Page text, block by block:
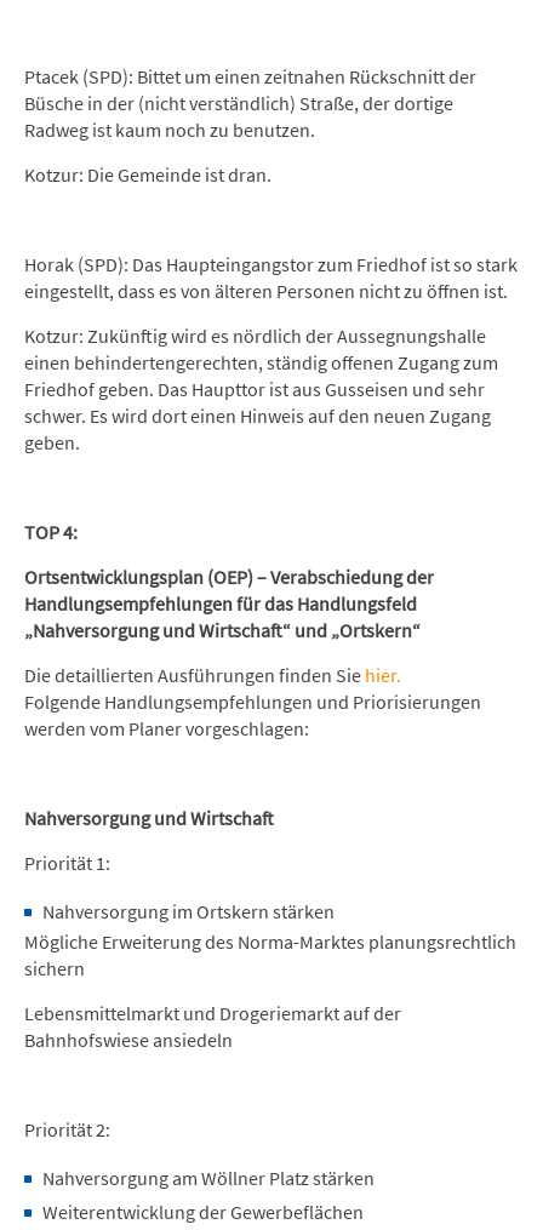
Ptacek (SPD): Bittet um einen zeitnahen Rückschnitt der
Büsche in der (nicht verständlich) Straße, der dortige
Radweg ist kaum noch zu benutzen.
Kotzur: Die Gemeinde ist dran.
Horak (SPD): Das Haupteingangstor zum Friedhof ist so stark
eingestellt, dass es von älteren Personen nicht zu öffnen ist.
Kotzur: Zukünftig wird es nördlich der Aussegnungshalle
einen behindertengerechten, ständig offenen Zugang zum
Friedhof geben. Das Haupttor ist aus Gusseisen und sehr
schwer. Es wird dort einen Hinweis auf den neuen Zugang
geben.
TOP 4:
Ortsentwicklungsplan (OEP) – Verabschiedung der
Handlungsempfehlungen für das Handlungsfeld
„Nahversorgung und Wirtschaft“ und „Ortskern“
Die detaillierten Ausführungen finden Sie hier.
Folgende Handlungsempfehlungen und Priorisierungen
werden vom Planer vorgeschlagen:
Nahversorgung und Wirtschaft
Priorität 1:
Nahversorgung im Ortskern stärken
Mögliche Erweiterung des Norma-Marktes planungsrechtlich
sichern
Lebensmittelmarkt und Drogeriemarkt auf der
Bahnhofswiese ansiedeln
Priorität 2:
Nahversorgung am Wöllner Platz stärken
Weiterentwicklung der Gewerbeflächen